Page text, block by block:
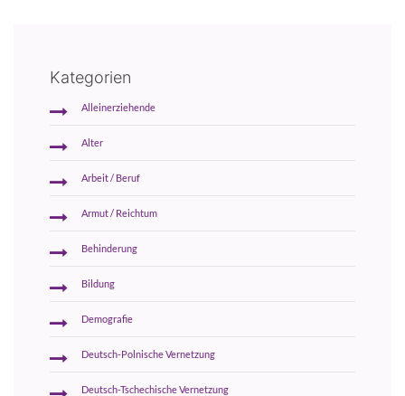
Kategorien
Alleinerziehende
Alter
Arbeit / Beruf
Armut / Reichtum
Behinderung
Bildung
Demografie
Deutsch-Polnische Vernetzung
Deutsch-Tschechische Vernetzung